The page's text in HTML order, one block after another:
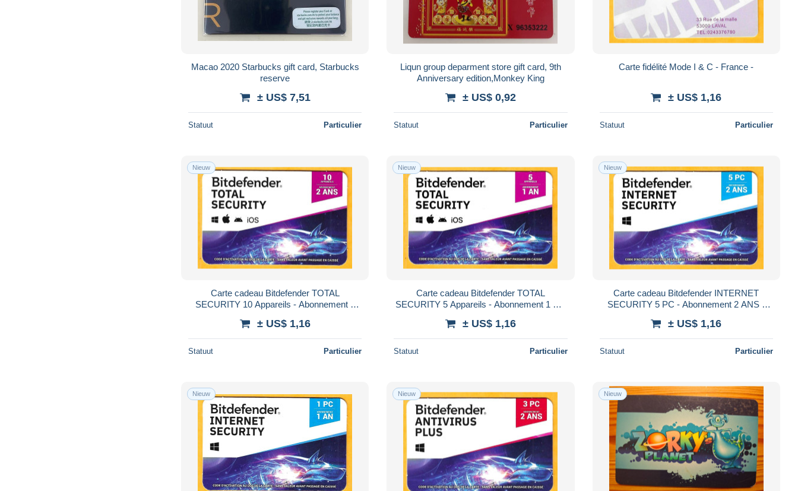
Macao 2020 Starbucks gift card, Starbucks
reserve
± US$ 7,51
Statuut Particulier
Liqun group deparment store gift card, 9th
Anniversary edition,Monkey King
± US$ 0,92
Statuut Particulier
Carte fidélité Mode I & C - France -
± US$ 1,16
Statuut Particulier
Nieuw
Carte cadeau Bitdefender TOTAL
SECURITY 10 Appareils - Abonnement 2
± US$ 1,16
Statuut Particulier
Nieuw
Carte cadeau Bitdefender TOTAL
SECURITY 5 Appareils - Abonnement 1 AN
± US$ 1,16
Statuut Particulier
Nieuw
Carte cadeau Bitdefender INTERNET
SECURITY 5 PC - Abonnement 2 ANS -
± US$ 1,16
Statuut Particulier
Nieuw Nieuw Nieuw